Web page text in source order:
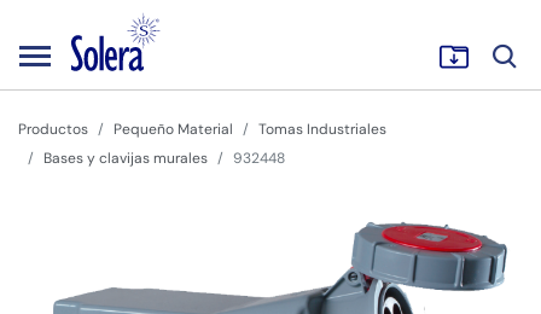
Productos Pequeño Material
Tomas Industriales
Bases y clavijas murales
932448